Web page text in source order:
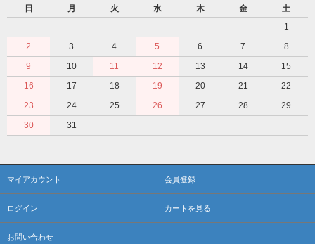
日
月 火 水 木 金
土
1
2
3 4 5 6 7
8
9
10 11 12 13 14
15
16
17 18 19 20 21
22
23
24 25 26 27 28
29
30
31
マイアカウント 会員登録
ログイン カートを見る
お問い合わせ